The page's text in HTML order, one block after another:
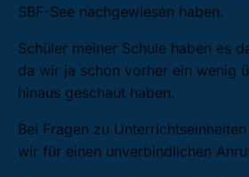
SBF-See nachgewiesen haben.
Schüler meiner Schule haben es
da wir ja schon vorher ein wenig
hinaus geschaut haben.
Bei Fragen zu
wir für einen unverbindlichen